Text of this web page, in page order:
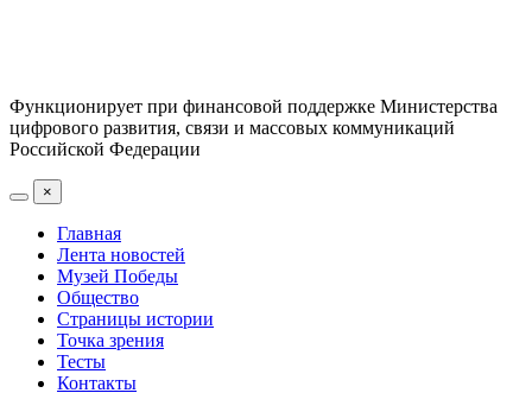
Функционирует при финансовой поддержке Министерства
цифрового развития, связи и массовых коммуникаций
Российской Федерации
×
Главная
Лента новостей
Музей Победы
Общество
Страницы истории
Точка зрения
Тесты
Контакты